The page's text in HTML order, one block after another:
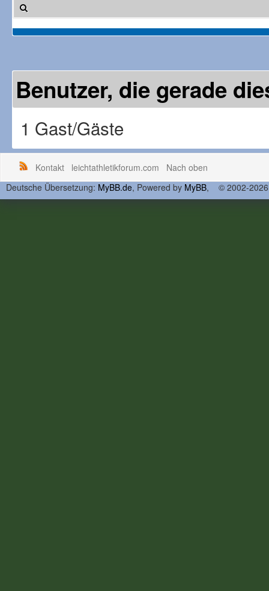
Benutzer, die gerade
1 Gast/Gäste
Kontakt leichtathletikforum.com
Nach oben
Deutsche Übersetzung: MyBB.de, Powered by MyBB, © 2002-